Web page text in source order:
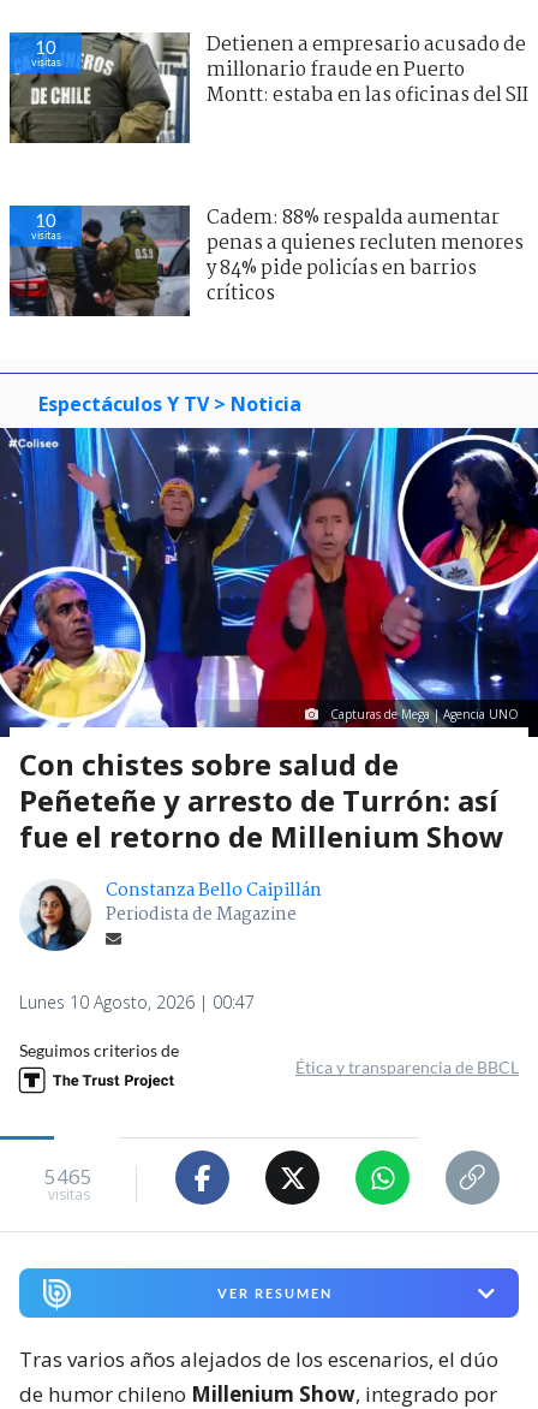
10
visitas
Detienen a empresario acusado de
millonario fraude en Puerto
Montt: estaba en las oficinas del SII
10
visitas
Cadem: 88% respalda aumentar
penas a quienes recluten menores
y 84% pide policías en barrios
críticos
Espectáculos Y TV > Noticia
Capturas de Mega | Agencia UNO
Con chistes sobre salud de
Peñeteñe y arresto de Turrón: así
fue el retorno de Millenium Show
Constanza Bello Caipillán
Periodista de Magazine
Lunes 10 Agosto, 2026 | 00:47
Seguimos criterios de
Ética y transparencia de BBCL
5465
visitas
VER RESUMEN
Tras varios años alejados de los escenarios, el dúo
de humor chileno Millenium Show, integrado por